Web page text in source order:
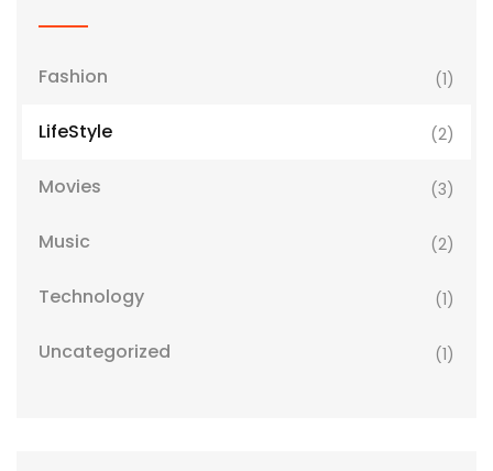
Fashion (1)
LifeStyle (2)
Movies (3)
Music (2)
Technology (1)
Uncategorized (1)